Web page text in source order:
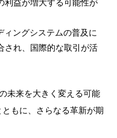
利益が増大する可能性が
ィングシステムの普及に
され、国際的な取引が活
未来を大きく変える可能
もに、さらなる革新が期